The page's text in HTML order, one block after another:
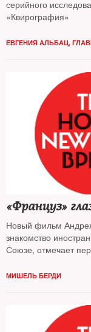
серийного
«Квирография»
ЕВГЕНИЯ АЛЬБАЦ,
«Француз»
Новый фильм
знакомство
Союзе, отмечает
советской Москвой
МИШЕЛЬ БЕРДИ